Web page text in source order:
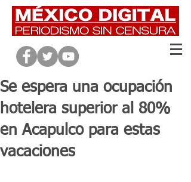
Se espera una ocupación
hotelera superior al 80%
en Acapulco para estas
vacaciones